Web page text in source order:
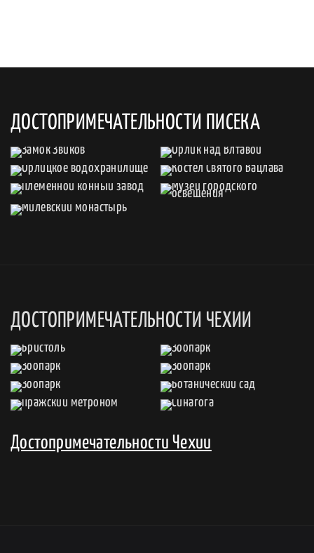
ДОСТОПРИМЕЧАТЕЛЬНОСТИ ПИСЕКА
ДОСТОПРИМЕЧАТЕЛЬНОСТИ ЧЕХИИ
Достопримечательности Чехии